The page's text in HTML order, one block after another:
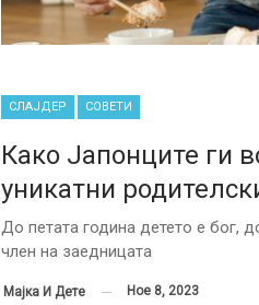
СЛАЈДЕР СОВЕТИ
Како Јапонците ги
уникатни
До петата година детето е бог,
член на заедницата
Мајка И Дете Ное 8, 2023